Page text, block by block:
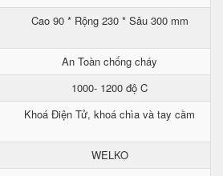
Cao 90 * Rộng 230 * Sâu 300 mm
An Toàn chống cháy
1000- 1200 độ C
Khoá Điện Tử, khoá chìa và tay cầm
WELKO